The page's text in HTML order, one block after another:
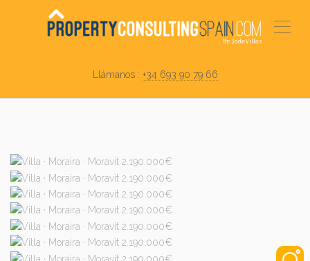
Llámanos : +34 693 90 79 66